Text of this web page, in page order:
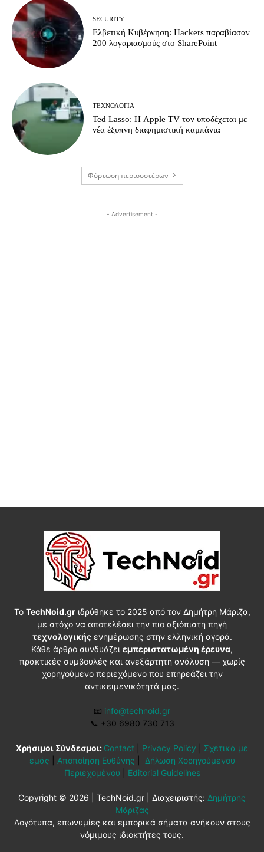
SECURITY
Ελβετική Κυβέρνηση: Hackers παραβίασαν
200 λογαριασμούς στο SharePoint
ΤΕΧΝΟΛΟΓΊΑ
Ted Lasso: Η Apple TV τον υποδέχεται με
νέα έξυπνη διαφημιστική καμπάνια
Φόρτωση περισσοτέρων
- Advertisement -
Το TechNoid.grιδρύθηκε το 2025 από τον Δημήτρη Μάριζα,
με στόχο να αποτελέσει την πιο αξιόπιστη πηγή
τεχνολογικήςενημέρωσης στην ελληνική αγορά.
Κάθε άρθρο συνδυάζει εμπεριστατωμένη έρευνα,
πρακτικές συμβουλές και ανεξάρτητη ανάλυση — χωρίς
χορηγούμενο περιεχόμενο που επηρεάζει την
αντικειμενικότητά μας.
📧 info@technoid.gr
📞 +30 6980 730 713
Χρήσιμοι Σύνδεσμοι: Contact Privacy Policy
Σχετικά με
εμάς
Αποποίηση Ευθύνης
Δήλωση Χορηγούμενου
Περιεχομένου
Editorial Guidelines
Copyright © 2026 | TechNoid.gr | Διαχειριστής: Δημήτρης
Μάριζας
Λογότυπα, επωνυμίες και εμπορικά σήματα ανήκουν στους
νόμιμους ιδιοκτήτες τους.